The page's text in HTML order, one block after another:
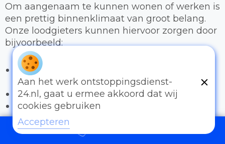
Om aangenaam te kunnen wonen of werken is
een prettig binnenklimaat van groot belang.
Onze loodgieters kunnen hiervoor zorgen door
bijvoorbeeld:
Het uitbreiden of compleet installeren van
een cv-installatie
Vervangen van radiatoren/radiatorkranen
Vloerverwarming
Aan het werk ontstoppingsdienst-
24.nl, gaat u ermee akkoord dat wij
cookies gebruiken
Accepteren